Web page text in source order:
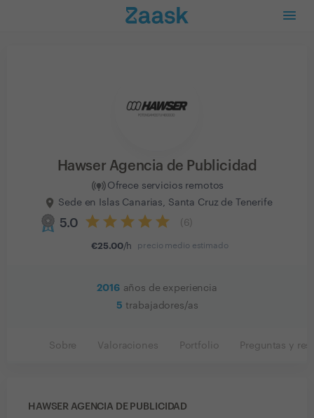
Hawser Agencia de Publicidad
Ofrece servicios remotos
Sede en Islas Canarias, Santa Cruz de Tenerife
5.0 6
€25.00/h precio medio estimado
2016 años de experiencia
5 trabajadores/as
Sobre Valoraciones Portfolio Preguntas y
HAWSER AGENCIA DE PUBLICIDAD